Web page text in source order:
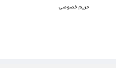
حریم خصوصی